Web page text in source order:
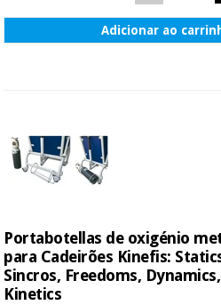
Adicionar ao
Portabotellas de oxigénio
para Cadeirões Kinefis:
Sincros, Freedoms, Dynamics,
Kinetics